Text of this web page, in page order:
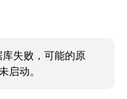
失败，可能的原
启动。